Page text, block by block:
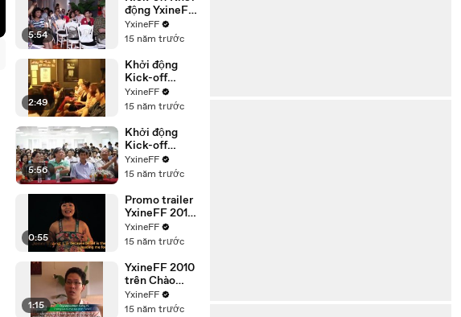
5:54
động YxineFF
2011 tại Ho
Chi Minh City
YxineFF
15 năm trước
2:49
Khởi động
Kick-off
YxineFF 2011
tại Hà Nội
YxineFF
15 năm trước
5:56
Khởi động
Kick-off
YxineFF 2011,
Miền Trung
YxineFF
15 năm trước
0:55
Promo trailer
YxineFF 2011 I
believe
YxineFF
15 năm trước
1:15
YxineFF 2010
trên Chào
Việt Nam -
VTV4
YxineFF
15 năm trước